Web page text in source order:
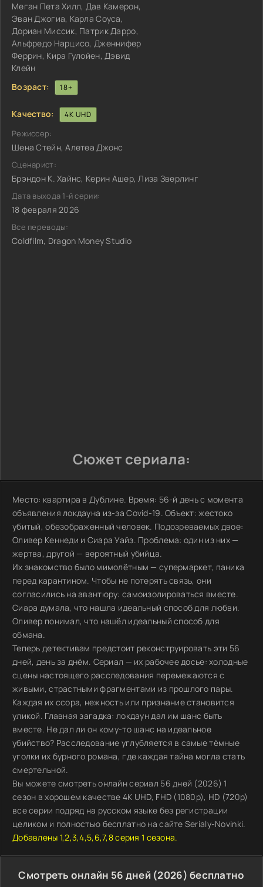
Меган Пета Хилл, Дав Камерон,
Эван Джогиа, Карла Соуса,
Дориан Миссик, Патрик Дарро,
Альфредо Нарцисо, Дженнифер
Феррин, Кира Гулойен, Дэвид
Клейн
Возраст:
18+
Качество: 4K UHD
Режиссер:
Шена Стейн, Алетеа Джонс
Сценарист:
Брэндон К. Хайнс, Керин Ашер, Лиза Зверлинг
Дата выхода 1-й серии:
18 февраля 2026
Все переводы:
Coldfilm, Dragon Money Studio
Сюжет сериала:
Место: квартира в Дублине. Время: 56-й день с момента
объявления локдауна из-за Covid-19. Объект: жестоко
убитый, обезображенный человек. Подозреваемых двое:
Оливер Кеннеди и Сиара Уайз. Проблема: один из них —
жертва, другой — вероятный убийца.
Их знакомство было мимолётным — супермаркет, паника
перед карантином. Чтобы не потерять связь, они
согласились на авантюру: самоизолироваться вместе.
Сиара думала, что нашла идеальный способ для любви.
Оливер понимал, что нашёл идеальный способ для
обмана.
Теперь детективам предстоит реконструировать эти 56
дней, день за днём. Сериал — их рабочее досье: холодные
сцены настоящего расследования перемежаются с
живыми, страстными фрагментами из прошлого пары.
Каждая их ссора, нежность или признание становится
уликой. Главная загадка: локдаун дал им шанс быть
вместе. Не дал ли он кому-то шанс на идеальное
убийство? Расследование углубляется в самые тёмные
уголки их бурного романа, где каждая тайна могла стать
смертельной.
Вы можете смотреть онлайн сериал 56 дней (2026) 1
сезон в хорошем качестве 4K UHD, FHD (1080p), HD (720p)
все серии подряд на русском языке без регистрации
целиком и полностью бесплатно на сайте Serialy-Novinki.
Добавлены 1,2,3,4,5,6,7,8 серия 1 сезона.
Смотреть онлайн 56 дней (2026) бесплатно